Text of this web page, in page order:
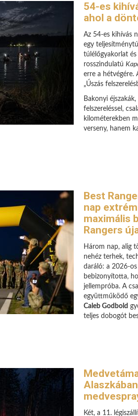
54-es
ahol a
Az 54-es kihívás
egy
túlélőgyakorlat
rosszindulatú
erre a hétvégére.
„Úszás
Bakonyi
felszereléssel,
kilométerekben
verseny, hanem
Best
nap
maximális
Rangers
Három nap, alig
nehéz terhek,
daráló: a 2026-os
bebizonyította,
jellempróba. A
együttműködő
Caleb Godbold
teljes dobogót
Két, a 11.